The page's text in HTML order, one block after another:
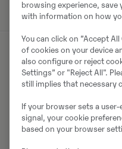
browsing experience, save
with information on how
You can click on ”Accept
of cookies on your device
also configure or reject
Settings” or "Reject All".
still implies that necessary
If your browser sets a
signal, your cookie
based on your browser